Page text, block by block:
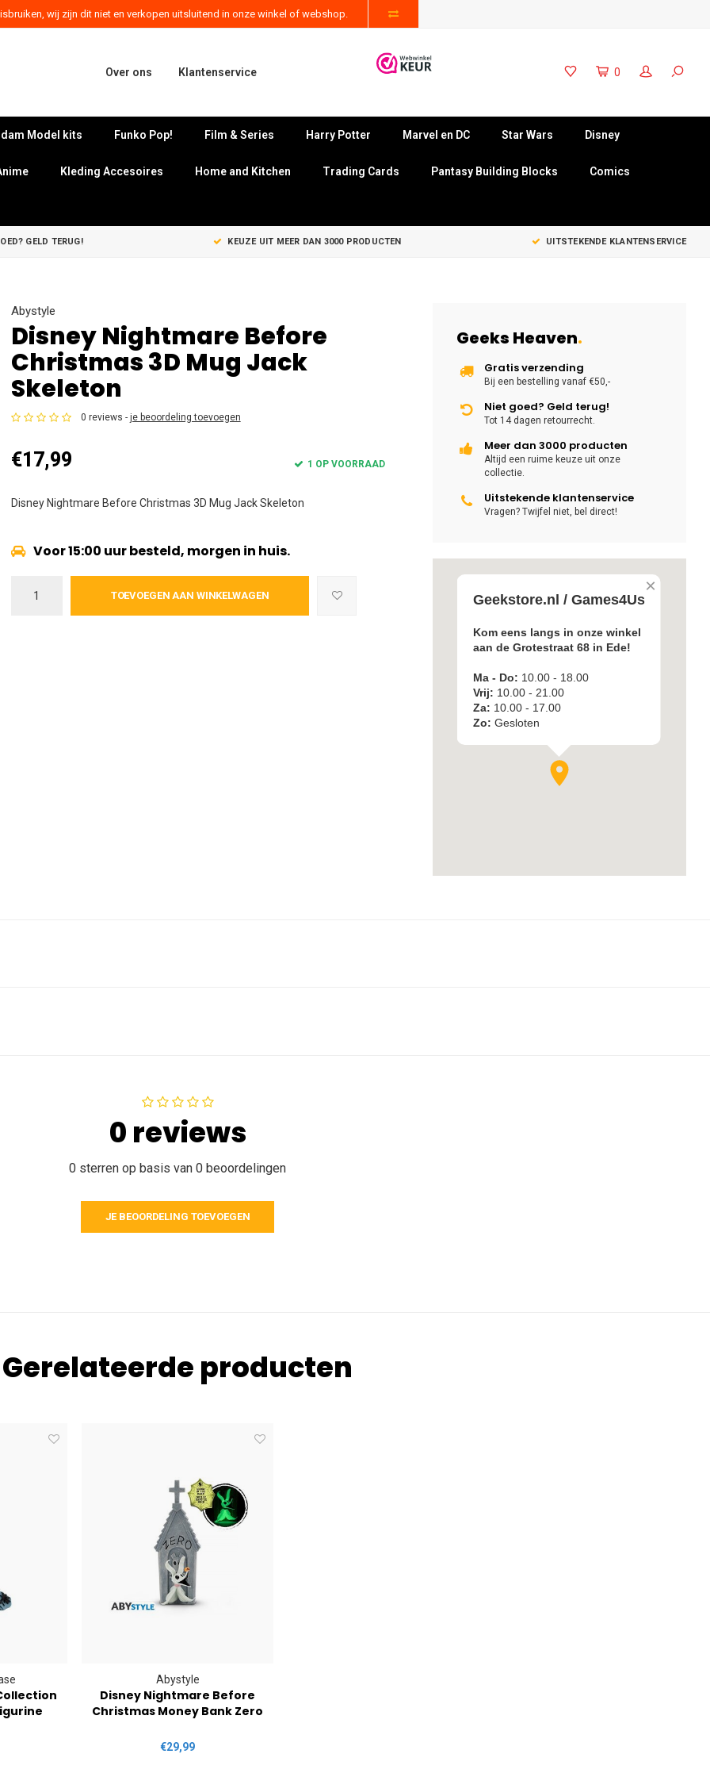
wij zijn dit niet en verkopen uitsluitend in onze winkel of webshop.
Over ons Klantenservice 0
Model kits Funko Pop! Film & Series Harry Potter Marvel en DC Star Wars Disney
Kleding Accesoires Home and Kitchen Trading Cards Pantasy Building Blocks Comics
GELD TERUG! KEUZE UIT MEER DAN 3000 PRODUCTEN UITSTEKENDE KLANTENSERVICE
Abystyle
Disney Nightmare Before
Christmas 3D Mug Jack
Skeleton
0 reviews - je beoordeling toevoegen
€17,99 1 OP VOORRAAD
Disney Nightmare Before Christmas 3D Mug Jack Skeleton
Voor 15:00 uur besteld, morgen in huis.
TOEVOEGEN AAN WINKELWAGEN
Geeks Heaven.
Gratis verzending
Bij een bestelling vanaf €50,-
Niet goed? Geld terug!
Tot 14 dagen retourrecht.
Meer dan 3000 producten
Altijd een ruime keuze uit onze
collectie.
Uitstekende klantenservice
Vragen? Twijfel niet, bel direct!
0 reviews
0 sterren op basis van 0 beoordelingen
JE BEOORDELING TOEVOEGEN
Gerelateerde producten
Abystyle
Disney Nightmare Before
Christmas Money Bank Zero
€29,99